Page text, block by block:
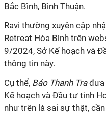
Bắc Bình, Bình Thuận.
Ravi thường xuyên cập
Retreat Hòa Bình trên
9/2024, Sở Kế hoạch và
thông tin này.
Cụ thể, Báo Thanh Trađưa
Kế hoạch và Đầu tư tỉnh
như trên là sai sự thật,